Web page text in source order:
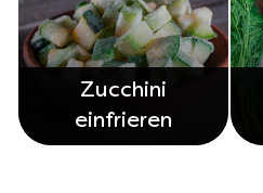
Zucchini
einfrieren